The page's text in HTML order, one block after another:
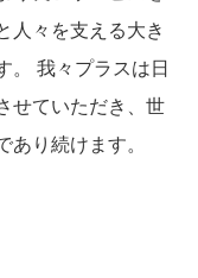
人々を支える大き
。 我々プラスは日
せていただき、世
り続けます。